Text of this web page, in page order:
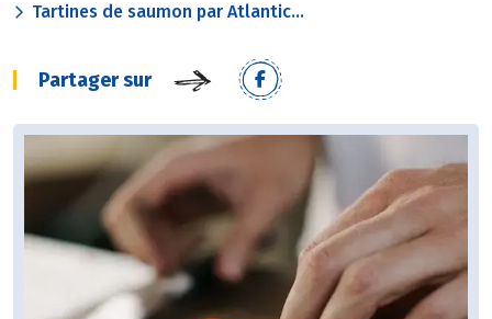
Tartines de saumon par Atlantic...
Partager sur